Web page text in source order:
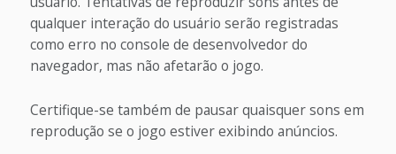
qualquer interação do usuário serão registradas
como erro no console de desenvolvedor do
navegador, mas não afetarão o jogo.
Certifique-se também de pausar quaisquer sons em
reprodução se o jogo estiver exibindo anúncios.